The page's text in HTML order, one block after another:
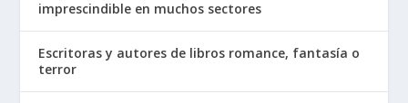
imprescindible en muchos sectores
Escritoras y autores de libros romance, fantasía o
terror